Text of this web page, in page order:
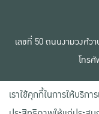
เลขที่ 50 ถนนงามวงศ์ว
โทร
เราใช้คุกกี้ในการให้บริก